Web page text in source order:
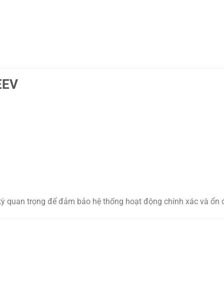
quan trọng để đảm bảo hệ thống hoạt động chính xác và ổn